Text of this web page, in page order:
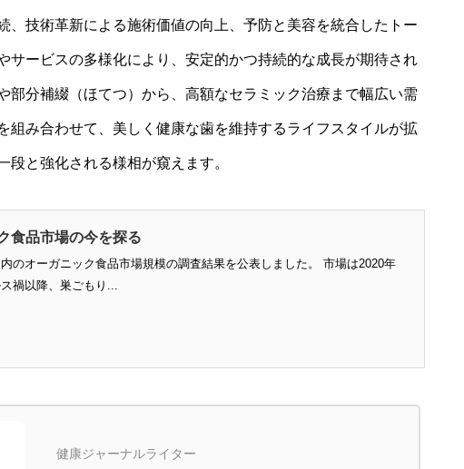
、技術革新による施術価値の向上、予防と美容を統合したトー
サービスの多様化により、安定的かつ持続的な成長が期待され
部分補綴（ほてつ）から、高額なセラミック治療まで幅広い需
組み合わせて、美しく健康な歯を維持するライフスタイルが拡
と強化される様相が窺えます。
食品市場の今を探る
のオーガニック食品市場規模の調査結果を公表しました。 市場は2020年
禍以降、巣ごもり...
健康ジャーナルライター